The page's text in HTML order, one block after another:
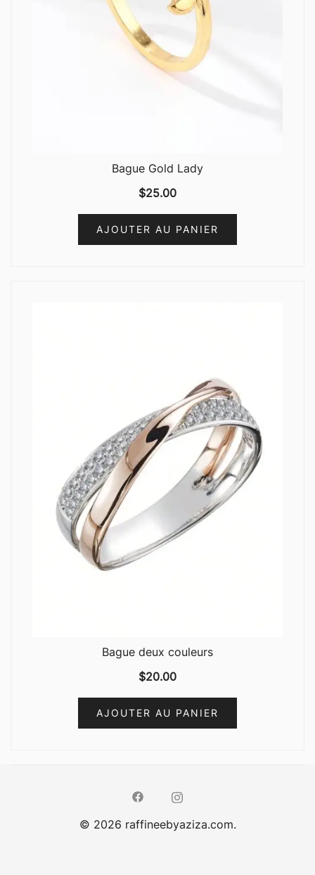
Bague Gold Lady
$25.00
AJOUTER AU PANIER
Bague deux couleurs
$20.00
AJOUTER AU PANIER
© 2026 raffineebyaziza.com.